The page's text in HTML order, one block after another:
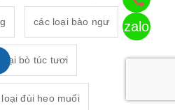
các loại bào ngư
bò túc tươi
loại đùi heo muối
zalo